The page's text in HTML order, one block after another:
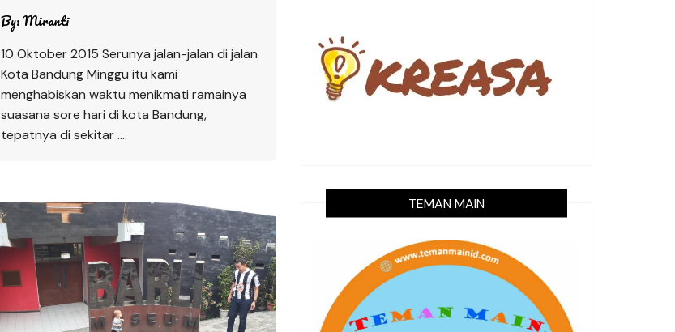
By:Miranti
10 Oktober 2015 Serunya jalan-jalan di jalan
Kota Bandung Minggu itu kami
menghabiskan waktu menikmati ramainya
suasana sore hari di kota Bandung,
tepatnya di sekitar ….
TEMAN MAIN